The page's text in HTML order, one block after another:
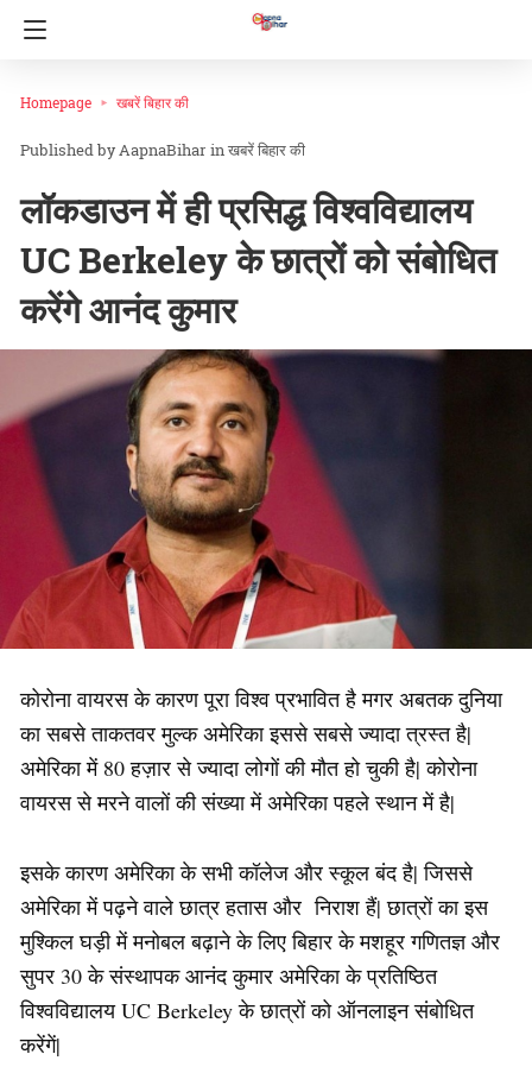
Homepage खबरें बिहार की
AapnaBihar inखबरें बिहार की
लॉकडाउन में ही प्रसिद्ध विश्वविद्यालय
UC Berkeley के छात्रों को संबोधित
करेंगे आनंद कुमार
कोरोना वायरस के कारण पूरा विश्व प्रभावित है मगर अबतक दुनिया
का सबसे ताकतवर मुल्क अमेरिका इससे सबसे ज्यादा त्रस्त है|
अमेरिका में 80 हज़ार से ज्यादा लोगों की मौत हो चुकी है| कोरोना
वायरस से मरने वालों की संख्या में अमेरिका पहले स्थान में है|
इसके कारण अमेरिका के सभी कॉलेज और स्कूल बंद है| जिससे
अमेरिका में पढ़ने वाले छात्र हतास और निराश हैं| छात्रों का इस
मुश्किल घड़ी में मनोबल बढ़ाने के लिए बिहार के मशहूर गणितज्ञ और
सुपर 30 के संस्थापक आनंद कुमार अमेरिका के प्रतिष्ठित
विश्वविद्यालय UC Berkeley के छात्रों को ऑनलाइन संबोधित
करेंगें|